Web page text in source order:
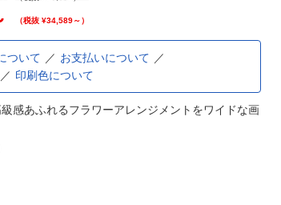
（税抜 ¥34,589～）
ついて
お支払いについて
印刷色について
感あふれるフラワーアレンジメントをワイドな画